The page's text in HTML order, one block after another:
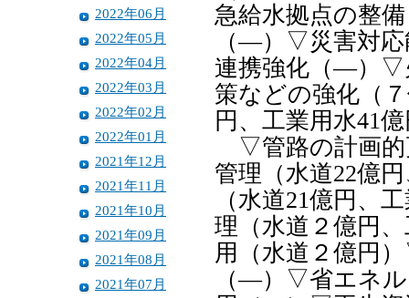
2022年06月
2022年05月
2022年04月
2022年03月
2022年02月
2022年01月
2021年12月
2021年11月
2021年10月
2021年09月
2021年08月
2021年07月
急給水拠点の整
（―）▽災害対
連携強化（―）▽
策などの強化（
円、工業用水41
▽管路の計画的
管理（水道22億
（水道21億円、
理（水道２億円
用（水道２億円
（―）▽省エネ